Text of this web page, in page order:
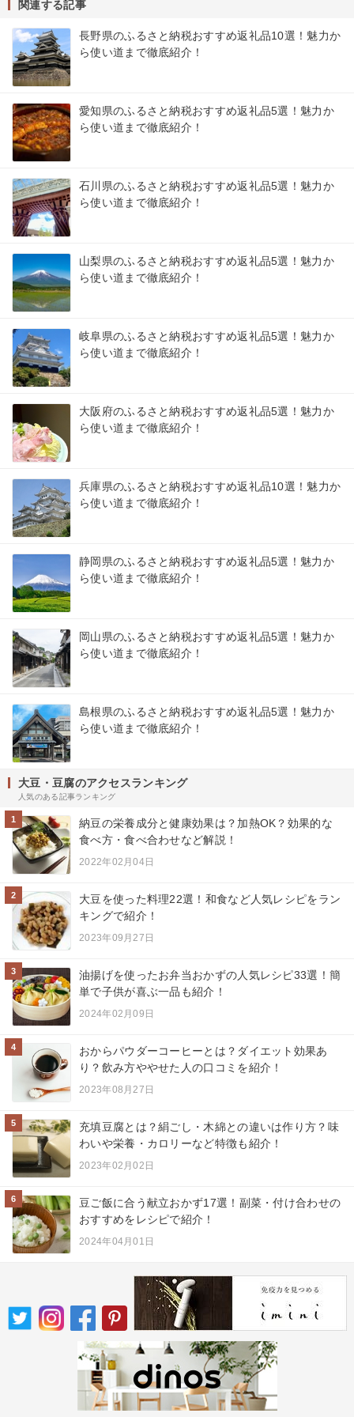
関連する記事
長野県のふるさと納税おすすめ返礼品10選！魅力か
ら使い道まで徹底紹介！
愛知県のふるさと納税おすすめ返礼品5選！魅力か
ら使い道まで徹底紹介！
石川県のふるさと納税おすすめ返礼品5選！魅力か
ら使い道まで徹底紹介！
山梨県のふるさと納税おすすめ返礼品5選！魅力か
ら使い道まで徹底紹介！
岐阜県のふるさと納税おすすめ返礼品5選！魅力か
ら使い道まで徹底紹介！
大阪府のふるさと納税おすすめ返礼品5選！魅力か
ら使い道まで徹底紹介！
兵庫県のふるさと納税おすすめ返礼品10選！魅力か
ら使い道まで徹底紹介！
静岡県のふるさと納税おすすめ返礼品5選！魅力か
ら使い道まで徹底紹介！
岡山県のふるさと納税おすすめ返礼品5選！魅力か
ら使い道まで徹底紹介！
島根県のふるさと納税おすすめ返礼品5選！魅力か
ら使い道まで徹底紹介！
大豆・豆腐のアクセスランキング
人気のある記事ランキング
1
納豆の栄養成分と健康効果は？加熱OK？効果的な
食べ方・食べ合わせなど解説！
2022年02月04日
2
大豆を使った料理22選！和食など人気レシピをラン
キングで紹介！
2023年09月27日
3
油揚げを使ったお弁当おかずの人気レシピ33選！簡
単で子供が喜ぶ一品も紹介！
2024年02月09日
4
おからパウダーコーヒーとは？ダイエット効果あ
り？飲み方ややせた人の口コミを紹介！
2023年08月27日
5
充填豆腐とは？絹ごし・木綿との違いは作り方？味
わいや栄養・カロリーなど特徴も紹介！
2023年02月02日
6
豆ご飯に合う献立おかず17選！副菜・付け合わせの
おすすめをレシピで紹介！
2024年04月01日